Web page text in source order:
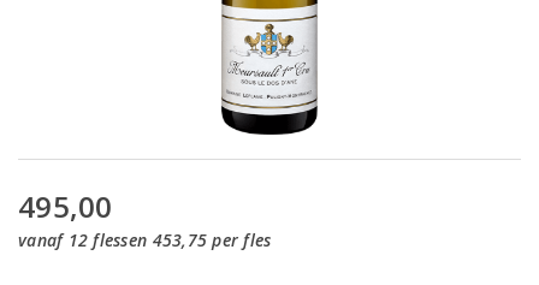
495,00
vanaf 12 flessen 453,75 per fles